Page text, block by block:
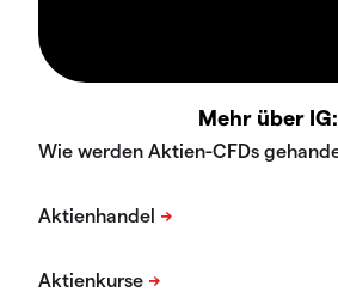
Mehr über IG: